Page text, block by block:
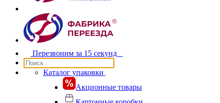
Перезвоним за 15 секунд
Каталог упаковки
Акционные товары